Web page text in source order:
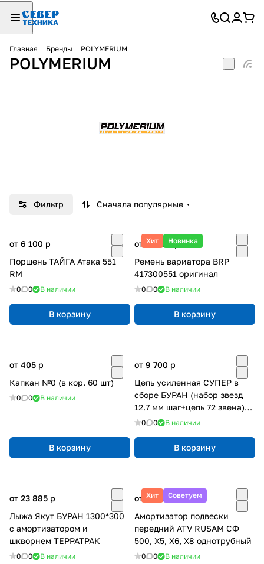
Главная Бренды POLYMERIUM
POLYMERIUM
Фильтр Сначала популярные
от 6 100 p
Поршень ТАЙГА Атака 551
RM
0 0 В наличии
В корзину
Хит Новинка
от 22 100p
Ремень вариатора BRP
417300551 оригинал
0 0 В наличии
В корзину
от 405 p
Капкан №0 (в кор. 60 шт)
0 0 В наличии
В корзину
от 9 700 p
Цепь усиленная СУПЕР в
сборе БУРАН (набор звезд
12.7 мм шаг+цепь 72 звена)
Ижевск
0 0 В наличии
В корзину
от 23 885 p
Лыжа Якут БУРАН 1300*300
с амортизатором и
шкворнем ТЕРРАТРАК
0 0 В наличии
Хит Советуем
от 13 660p
Амортизатор подвески
передний ATV RUSAM СФ
500, Х5, X6, Х8 однотрубный
0 0 В наличии